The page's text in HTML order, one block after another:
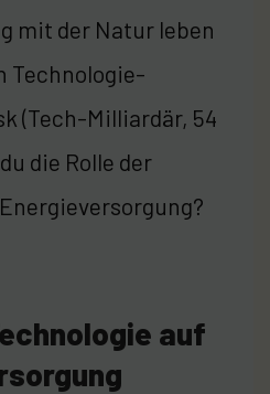
mit der Natur leben
Technologie-
(Tech-Milliardär, 54
die Rolle der
auf